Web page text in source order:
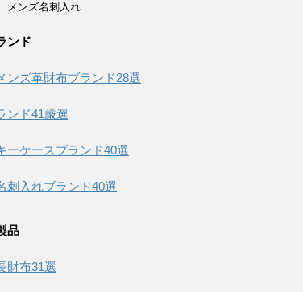
メンズ名刺入れ
ンド
ンズ革財布ブランド28選
ンド41厳選
ーケースブランド40選
刺入れブランド40選
品
財布31選